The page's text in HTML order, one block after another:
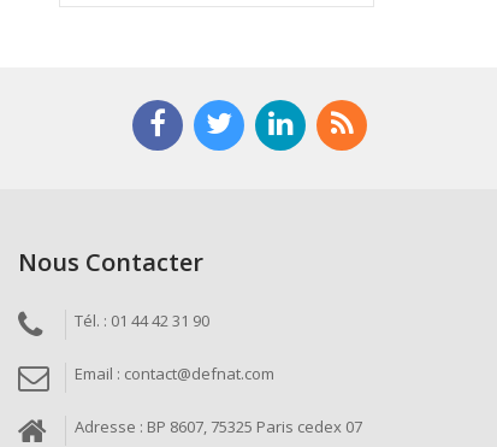
Nous Contacter
Tél. : 01 44 42 31 90
Email : contact@defnat.com
Adresse : BP 8607, 75325 Paris cedex 07